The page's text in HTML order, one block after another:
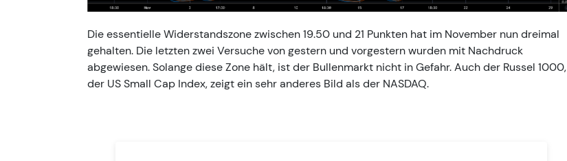
Die essentielle Widerstandszone zwischen 19.50 und 21 Punkten hat im November nun dreimal
gehalten. Die letzten zwei Versuche von gestern und vorgestern wurden mit Nachdruck
abgewiesen. Solange diese Zone hält, ist der Bullenmarkt nicht in Gefahr. Auch der Russel 1000,
der US Small Cap Index, zeigt ein sehr anderes Bild als der NASDAQ.